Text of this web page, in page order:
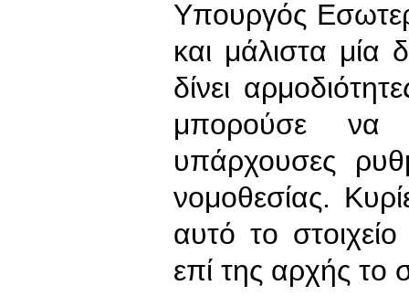
Υπουργός
και μάλιστα μία
δίνει
μπορούσε να
υπάρχουσες
νομοθεσίας.
αυτό το
επί της αρχής το